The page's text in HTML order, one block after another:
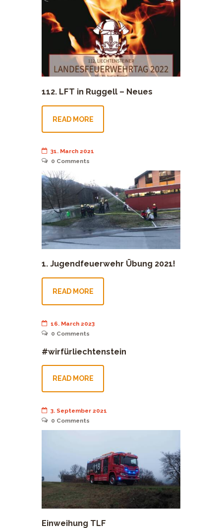
112. LFT in Ruggell – Neues
READ MORE
31. March 2021
0 Comments
1. Jugendfeuerwehr Übung 2021!
READ MORE
16. March 2023
0 Comments
#wirfürliechtenstein
READ MORE
3. September 2021
0 Comments
Einweihung TLF